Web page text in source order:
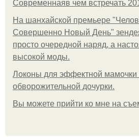
Современнаяв чем встречать
На шанхайской премьере
Совершенно Новый День"
просто очередной наряд, а
высокой моды.
Локоны для эффектной мамочки
обворожительной дочурки.
Вы можете прийти ко мне на